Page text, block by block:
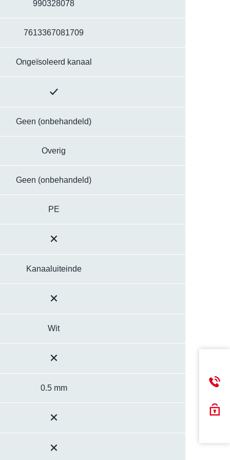
990328078
7613367081709
Ongeïsoleerd kanaal
Geen (onbehandeld)
Overig
Geen (onbehandeld)
PE
Kanaaluiteinde
Wit
0.5 mm